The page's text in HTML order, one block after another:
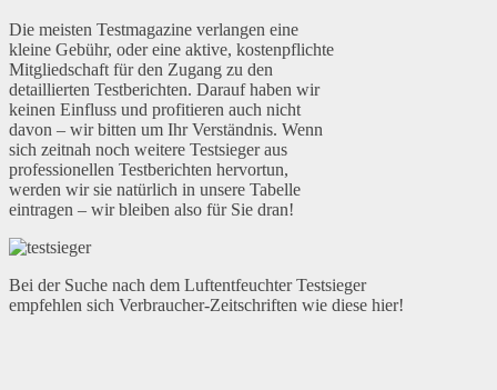
Die meisten Testmagazine verlangen eine
kleine Gebühr, oder eine aktive, kostenpflichte
Mitgliedschaft für den Zugang zu den
detaillierten Testberichten. Darauf haben wir
keinen Einfluss und profitieren auch nicht
davon – wir bitten um Ihr Verständnis. Wenn
sich zeitnah noch weitere Testsieger aus
professionellen Testberichten hervortun,
werden wir sie natürlich in unsere Tabelle
eintragen – wir bleiben also für Sie dran!
Bei der Suche nach dem Luftentfeuchter Testsieger
empfehlen sich Verbraucher-Zeitschriften wie diese hier!